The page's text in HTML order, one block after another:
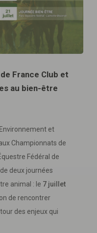
France Club et
au bien-être
et
Championnats de
Fédéral de
deux journées
animal : le 7 juillet
de rencontrer
des enjeux qui